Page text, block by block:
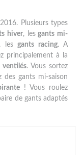
Plusieurs types
hiver, lesgants mi-
, les gants racing. A
principalement à la
ventilés. Vous sortez
gants mi-saison
! Vous roulez
de gants adaptés